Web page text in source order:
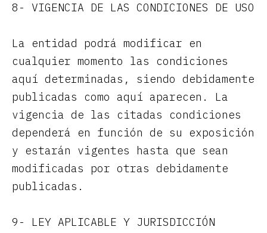
8- VIGENCIA DE LAS CONDICIONES DE USO
La entidad podrá modificar en
cualquier momento las condiciones
aquí determinadas, siendo debidamente
publicadas como aquí aparecen. La
vigencia de las citadas condiciones
dependerá en función de su exposición
y estarán vigentes hasta que sean
modificadas por otras debidamente
publicadas.
9- LEY APLICABLE Y JURISDICCIÓN